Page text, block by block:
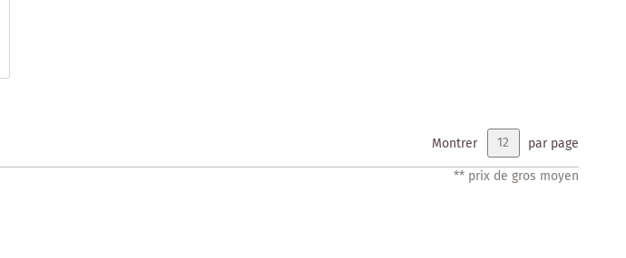
Montrer
par page
** prix de gros moyen